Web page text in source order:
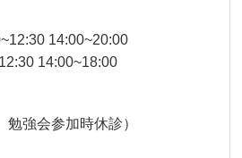
14:00~20:00
14:00~18:00
強会参加時休診）